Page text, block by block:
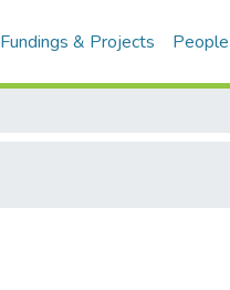
Fundings & Projects People